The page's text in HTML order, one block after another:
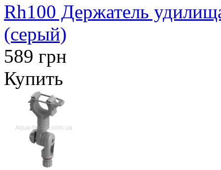
Rh100 Держатель
(серый)
589 грн
Купить